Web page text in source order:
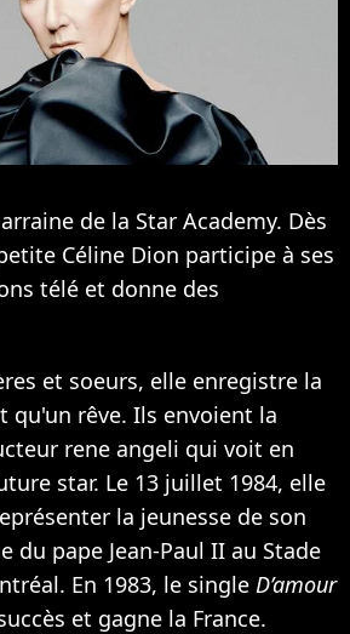
de la Star Academy. Dès
Céline Dion participe à ses
télé et donne des
et soeurs, elle enregistre la
qu'un rêve. Ils envoient la
rene angeli qui voit en
star. Le 13 juillet 1984, elle
la jeunesse de son
du pape Jean-Paul II au Stade
En 1983, le single D’amour
et gagne la France.